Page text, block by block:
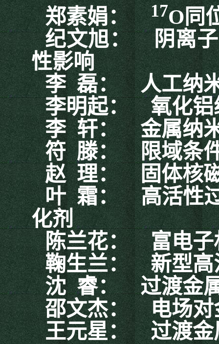
郑素娟：
17O同
纪文旭：
阴离
性影响
李 磊：
人工纳
李明起：
氧化
李 轩：
金属纳
符 滕：
限域条
赵 理：
固体核
叶 霜：
高活性
化剂
陈兰花：
富电
鞠生兰：
新型
沈 睿：
过渡金
邵文杰：
电场
王元星：
过渡